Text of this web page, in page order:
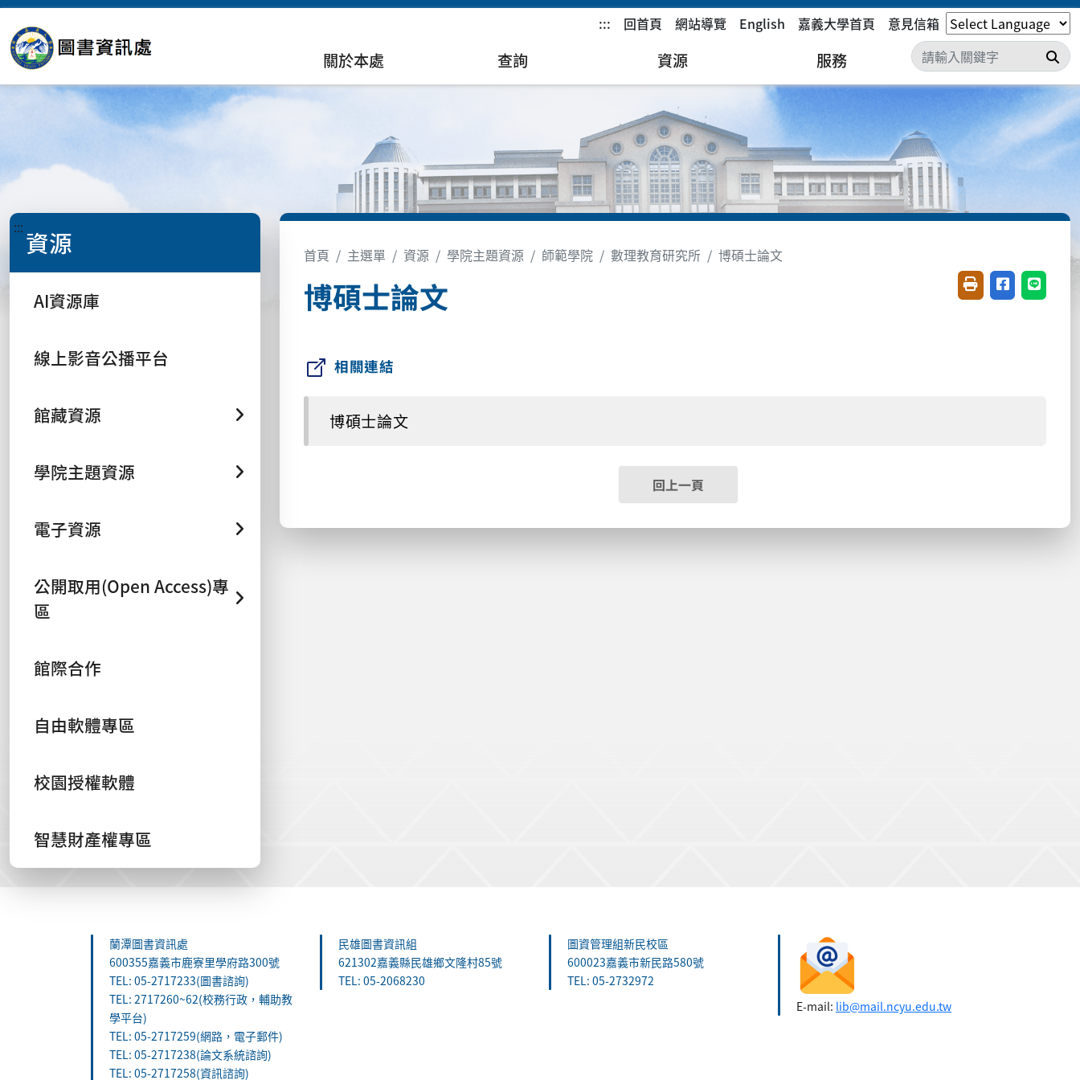
::: 回首頁 網站導覽 English 嘉義大學首頁 意見信箱
關於本處 查詢 資源 服務 搜
::: 資源
AI資源庫
線上影音公播平台
館藏資源
學院主題資源
電子資源
公開取用(Open Access)專
區
館際合作
自由軟體專區
校園授權軟體
智慧財產權專區
首頁 主選單 資源 學院主題資源 師範學院 數理教育研究所 博碩士論文
博碩士論文 友善列印(開新視窗)
分享至臉書(
分享至
相關連結
博碩士論文
回上一頁
蘭潭圖書資訊處
600355嘉義市鹿寮里學府路300號
TEL: 05-2717233(圖書諮詢)
TEL: 2717260~62(校務行政，輔助教
學平台)
TEL: 05-2717259(網路，電子郵件)
TEL: 05-2717238(論文系統諮詢)
TEL: 05-2717258(資訊諮詢)
民雄圖書資訊組
621302嘉義縣民雄鄉文隆村85號
TEL: 05-2068230
圖資管理組新民校區
600023嘉義市新民路580號
TEL: 05-2732972
E-mail: lib@mail.ncyu.edu.tw